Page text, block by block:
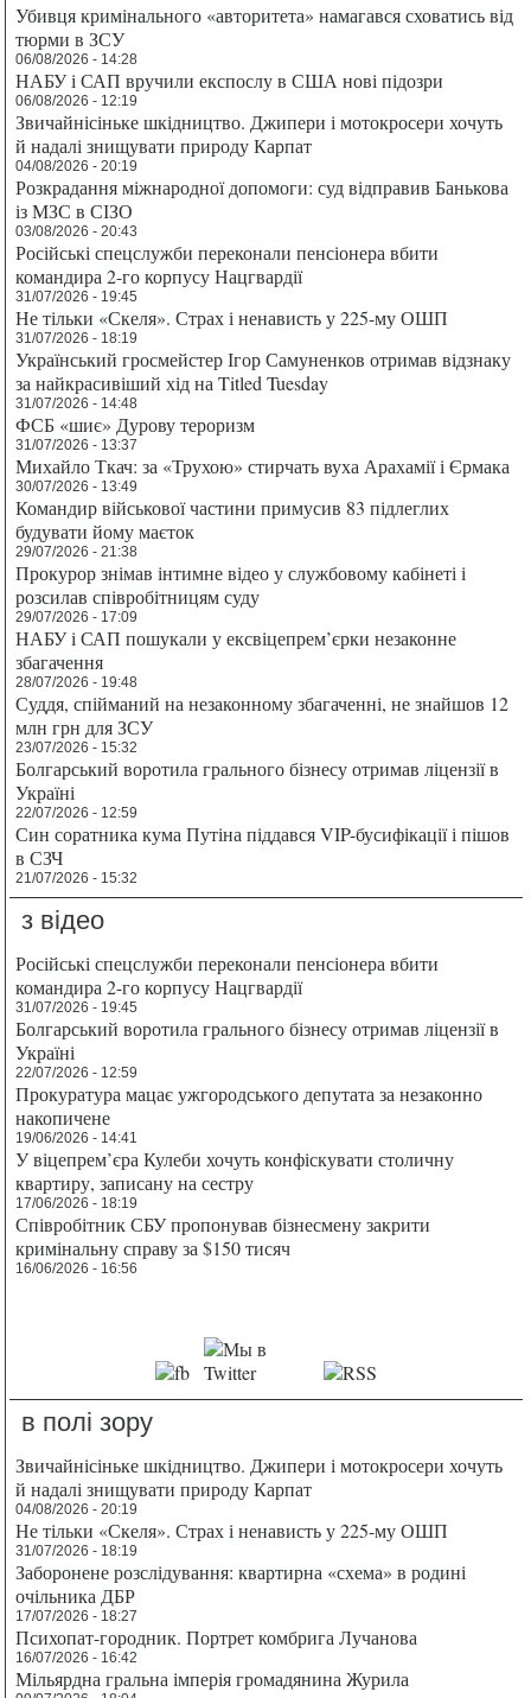
Убивця кримінального «авторитета» намагався сховатись від
тюрми в ЗСУ
06/08/2026 - 14:28
НАБУ і САП вручили експослу в США нові підозри
06/08/2026 - 12:19
Звичайнісіньке шкідництво. Джипери і мотокросери хочуть
й надалі знищувати природу Карпат
04/08/2026 - 20:19
Розкрадання міжнародної допомоги: суд відправив Банькова
із МЗС в СІЗО
03/08/2026 - 20:43
Російські спецслужби переконали пенсіонера вбити
командира 2-го корпусу Нацгвардії
31/07/2026 - 19:45
Не тільки «Скеля». Страх і ненависть у 225-му ОШП
31/07/2026 - 18:19
Український гросмейстер Ігор Самуненков отримав відзнаку
за найкрасивіший хід на Titled Tuesday
31/07/2026 - 14:48
ФСБ «шиє» Дурову тероризм
31/07/2026 - 13:37
Михайло Ткач: за «Трухою» стирчать вуха Арахамії і Єрмака
30/07/2026 - 13:49
Командир військової частини примусив 83 підлеглих
будувати йому маєток
29/07/2026 - 21:38
Прокурор знімав інтимне відео у службовому кабінеті і
розсилав співробітницям суду
29/07/2026 - 17:09
НАБУ і САП пошукали у ексвіцепрем’єрки незаконне
збагачення
28/07/2026 - 19:48
Суддя, спійманий на незаконному збагаченні, не знайшов 12
млн грн для ЗСУ
23/07/2026 - 15:32
Болгарський воротила грального бізнесу отримав ліцензії в
Україні
22/07/2026 - 12:59
Син соратника кума Путіна піддався VIP-бусифікації і пішов
в СЗЧ
21/07/2026 - 15:32
з відео
Російські спецслужби переконали пенсіонера вбити
командира 2-го корпусу Нацгвардії
31/07/2026 - 19:45
Болгарський воротила грального бізнесу отримав ліцензії в
Україні
22/07/2026 - 12:59
Прокуратура мацає ужгородського депутата за незаконно
накопичене
19/06/2026 - 14:41
У віцепрем’єра Кулеби хочуть конфіскувати столичну
квартиру, записану на сестру
17/06/2026 - 18:19
Співробітник СБУ пропонував бізнесмену закрити
кримінальну справу за $150 тисяч
16/06/2026 - 16:56
в полі зору
Звичайнісіньке шкідництво. Джипери і мотокросери хочуть
й надалі знищувати природу Карпат
04/08/2026 - 20:19
Не тільки «Скеля». Страх і ненависть у 225-му ОШП
31/07/2026 - 18:19
Заборонене розслідування: квартирна «схема» в родині
очільника ДБР
17/07/2026 - 18:27
Психопат-городник. Портрет комбрига Лучанова
16/07/2026 - 16:42
Мільярдна гральна імперія громадянина Журила